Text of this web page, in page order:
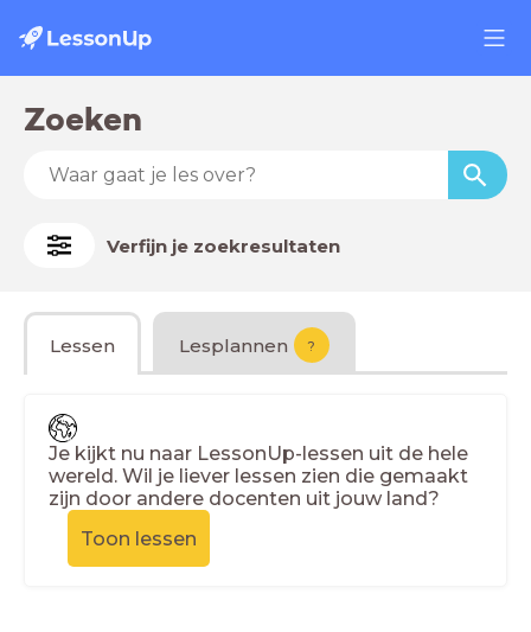
Zoeken
Verfijn je zoekresultaten
Lessen Lesplannen ?
Je kijkt nu naar LessonUp-lessen uit de hele
wereld. Wil je liever lessen zien die gemaakt
zijn door andere docenten uit jouw land?
Toon lessen